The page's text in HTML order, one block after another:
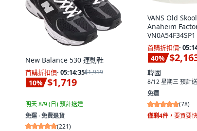
New Balance 530 運動鞋
首購折扣價· 05:14:33$1,919
10% $1,719
明天 8/9 (日)預計送達
免運 ∙ 免費退貨
(221)
VANS Old
Anaheim
VN0A54F34SP1
首購折扣價·
40%
韓國
8/12 星期三預計
免運
(78)
僅剩4件， 要買要快